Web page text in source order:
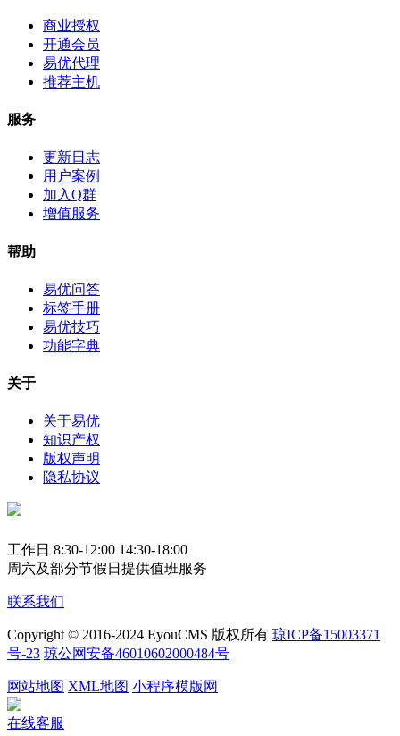
商业授权
开通会员
易优代理
推荐主机
服务
更新日志
用户案例
加入Q群
增值服务
帮助
易优问答
标签手册
易优技巧
功能字典
关于
关于易优
知识产权
版权声明
隐私协议
工作日 8:30-12:00 14:30-18:00
周六及部分节假日提供值班服务
联系我们
Copyright © 2016-2024 EyouCMS 版权所有 琼ICP备15003371
号-23 琼公网安备46010602000484号
网站地图 XML地图 小程序模版网
在线客服